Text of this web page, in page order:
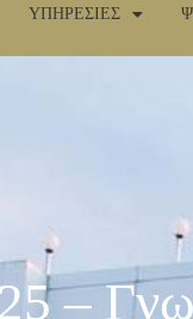
ΥΠΗΡΕΣΙΕΣ
–